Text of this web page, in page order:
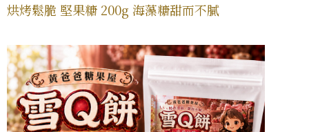
烘烤鬆脆 堅果糖 200g 海藻糖甜而不膩